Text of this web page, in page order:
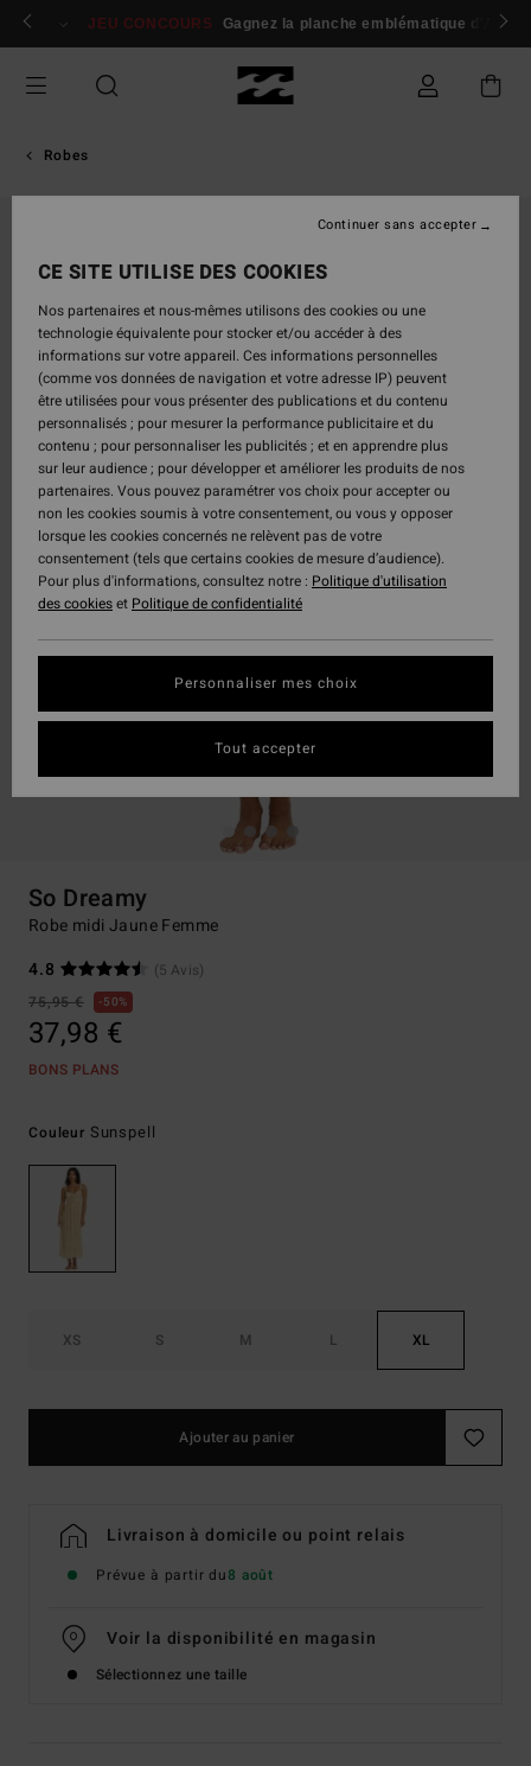
Passer
Se connecter / s'inscrire
JEU CONCOURS Gagnez la planche emblématique d'Andy
Robes
So Dreamy
Robe midi Jaune Femme
4.8
(5 Avis)
75,95 €
50%
37,98 €
BONS PLANS
Couleur Sunspell
XS S M L XL
Ajouter au panier
Livraison à domicile ou point relais
Prévue à partir du8 août
Voir la disponibilité en magasin
Sélectionnez une taille
CE SITE UTILISE DES COOKIES
Nos partenaires et nous-mêmes utilisons des cookies ou une
technologie équivalente pour stocker et/ou accéder à des
informations sur votre appareil. Ces informations personnelles
(comme vos données de navigation et votre adresse IP) peuvent
être utilisées pour vous présenter des publications et du contenu
personnalisés ; pour mesurer la performance publicitaire et du
contenu ; pour personnaliser les publicités ; et en apprendre plus
sur leur audience ; pour développer et améliorer les produits de nos
partenaires. Vous pouvez paramétrer vos choix pour accepter ou
non les cookies soumis à votre consentement, ou vous y opposer
lorsque les cookies concernés ne relèvent pas de votre
consentement (tels que certains cookies de mesure d’audience).
Pour plus d'informations, consultez notre : Politique d'utilisation
des cookieset Politique de confidentialité
Personnaliser mes choix
Continuer sans accepter
Tout accepter